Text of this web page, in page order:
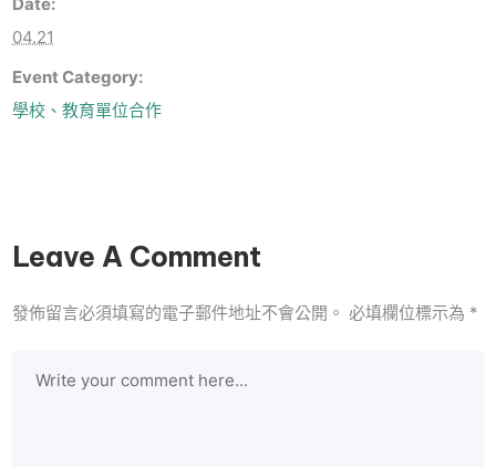
Date:
04.21
Event Category:
學校、教育單位合作
Leave A Comment
發佈留言必須填寫的電子郵件地址不會公開。 必填欄位標示為 *